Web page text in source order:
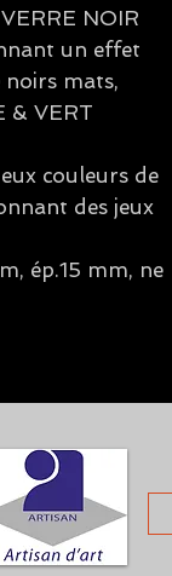
NOIR
un effet
noirs mats,
& VERT
couleurs de
des jeux
ép.15 mm, ne